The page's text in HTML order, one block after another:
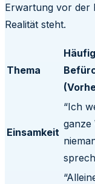
Erwartung vor der
Realität steht.
Thema
Einsamkeit
“Ich
ganze